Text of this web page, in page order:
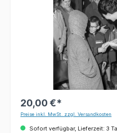
20,00 €*
Preise inkl. MwSt. zzgl. Versandkosten
Sofort verfügbar, Lieferzeit: 3